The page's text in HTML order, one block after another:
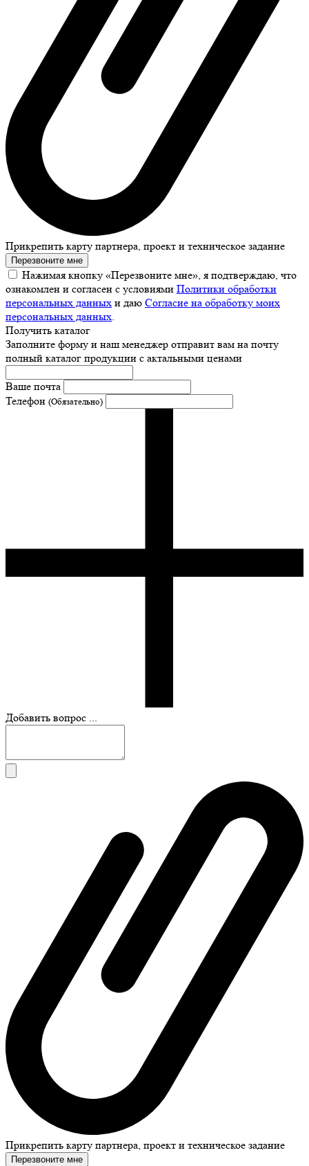
Прикрепить карту партнера, проект и техническое задание
Перезвоните мне
Нажимая кнопку «Перезвоните мне», я подтверждаю, что
ознакомлен и согласен с условиями Политики обработки
персональных данных и даю Согласие на обработку моих
персональных данных.
Получить каталог
Заполните форму и наш менеджер отправит вам на почту
полный каталог продукции с актальными ценами
Ваше почта
Телефон (Обязательно)
Добавить вопрос ...
Прикрепить карту партнера, проект и техническое задание
Перезвоните мне